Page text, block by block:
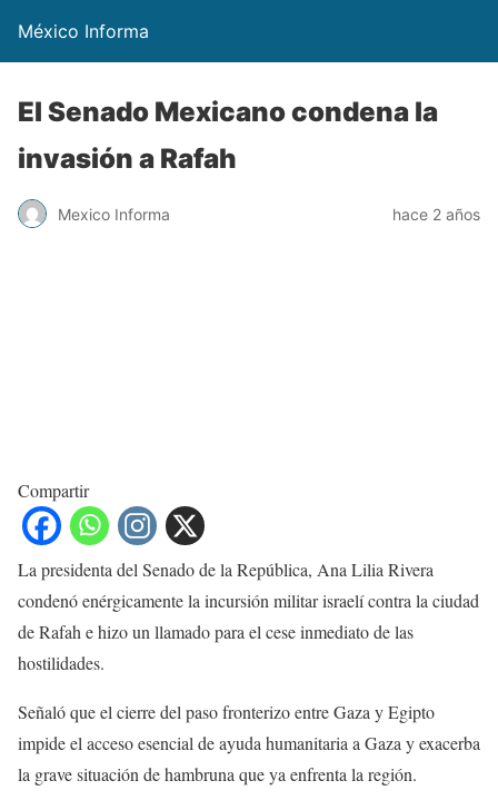
México Informa
El Senado Mexicano condena la
invasión a Rafah
Mexico Informa hace 2 años
Compartir
La presidenta del Senado de la República, Ana Lilia Rivera
condenó enérgicamente la incursión militar israelí contra la ciudad
de Rafah e hizo un llamado para el cese inmediato de las
hostilidades.
Señaló que el cierre del paso fronterizo entre Gaza y Egipto
impide el acceso esencial de ayuda humanitaria a Gaza y exacerba
la grave situación de hambruna que ya enfrenta la región.